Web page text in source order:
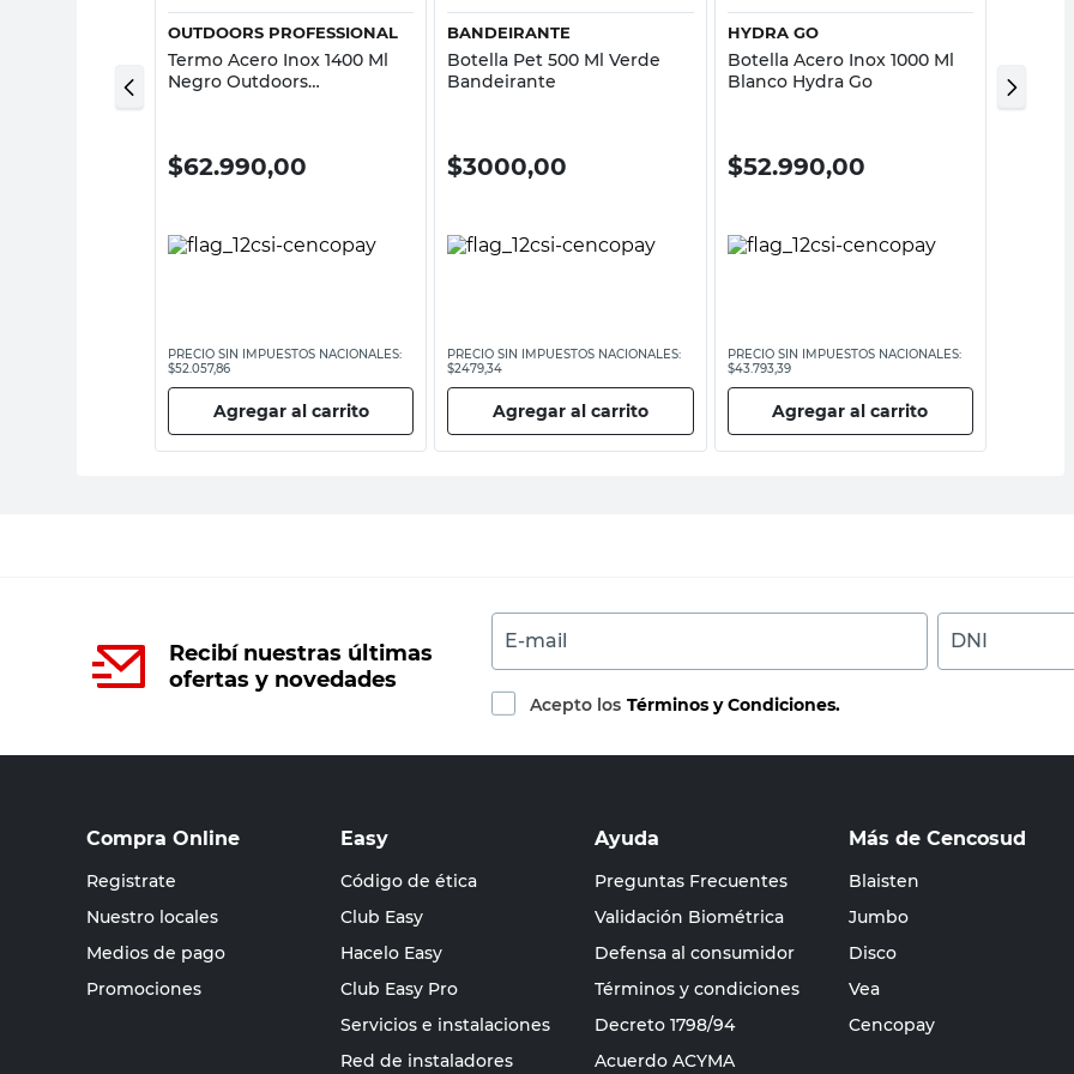
OUTDOORS PROFESSIONAL
Termo Acero Inox 1400 Ml
Negro Outdoors
$62.990,00
PRECIO SIN IMPUESTOS NACIONALES:
$52.057,86
Agregar al carrito
BANDEIRANTE
Botella Pet 500 Ml Verde
Bandeirante
$3000,00
PRECIO SIN IMPUESTOS NACIONALES:
$2479,34
Agregar al carrito
HYDRA GO
Botella Acero Inox 1000 Ml
Blanco Hydra Go
$52.990,00
PRECIO SIN IMPUESTOS NACIONALES:
$43.793,39
Agregar al carrito
Violeta
Recibí nuestras últimas
ofertas y novedades
E-mail DNI
Acepto los Términos y Condiciones.
Compra Online
Registrate
Nuestro locales
Medios de pago
Promociones
Easy
Código de ética
Club Easy
Hacelo Easy
Club Easy Pro
Servicios e instalaciones
Red de instaladores
Ayuda
Preguntas Frecuentes
Validación Biométrica
Defensa al consumidor
Términos y condiciones
Decreto 1798/94
Acuerdo ACYMA
Más de Cencosud
Blaisten
Jumbo
Disco
Vea
Cencopay